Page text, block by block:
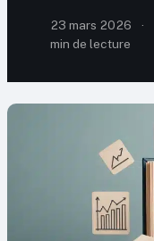
23 mars 2026 ·
min de lecture